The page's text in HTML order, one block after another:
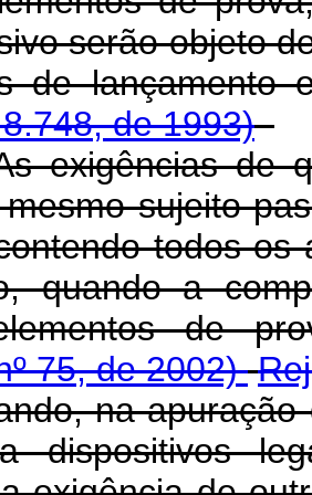
serão objeto
de
de 1993)
exigências de
sujeito
todos
quando a
de
75, de 2002)
na
dispositivos